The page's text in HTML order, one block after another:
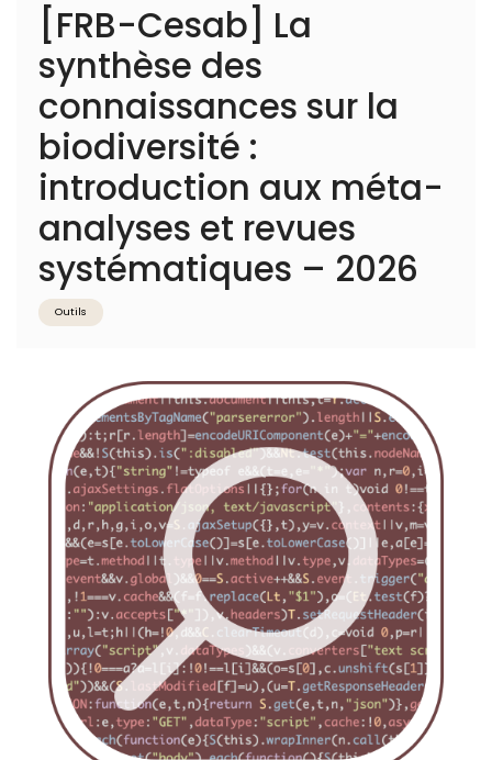
[FRB-Cesab] La
synthèse des
connaissances sur la
biodiversité :
introduction aux méta-
analyses et revues
systématiques – 2026
Outils